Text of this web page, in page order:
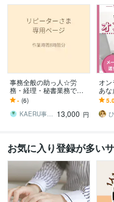
事務全般の助っ人☆労
務・経理・秘書業務で伴
走します こちらはリピー
ター様向けのページにな
ります。
- (6)
KAERU事務代行 13,000 円
オ
あな
【新
プラ
務サ
お気に入り登録が多い